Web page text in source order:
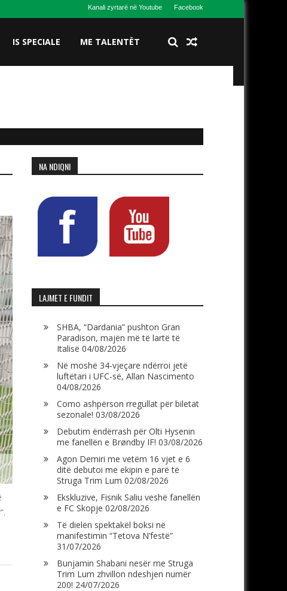
Kanali zyrtarë në Youtube Facebook
IS SPECIALE ME TALENTËT
NA NDIQNI
LAJMET E FUNDIT
SHBA, “Dardania” pushton Gran
Paradison, majën më të lartë të
Italisë 04/08/2026
Në moshë 34-vjeçare ndërroi jetë
luftëtari i UFC-së, Allan Nascimento
04/08/2026
Como ashpërson rregullat për biletat
sezonale! 03/08/2026
Debutim ëndërrash për Olti Hysenin
me fanellën e Brøndby IF! 03/08/2026
Agon Demiri me vetëm 16 vjet e 6
ditë debutoi me ekipin e parë të
Struga Trim Lum 02/08/2026
Ekskluzive, Fisnik Saliu veshë fanellën
e FC Skopje 02/08/2026
Të dielën spektakël boksi në
manifestimin “Tetova N’festë”
31/07/2026
Bunjamin Shabani nesër me Struga
Trim Lum zhvillon ndeshjen numër
200! 24/07/2026